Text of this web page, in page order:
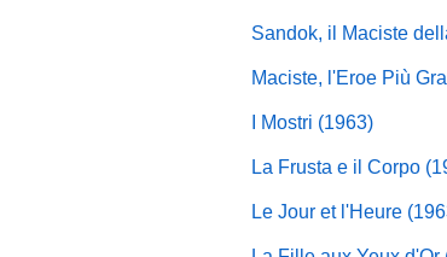
Sandok, il Maciste
Maciste, l'Eroe Più
I Mostri (1963)
La Frusta e il Corpo
Le Jour et l'Heure